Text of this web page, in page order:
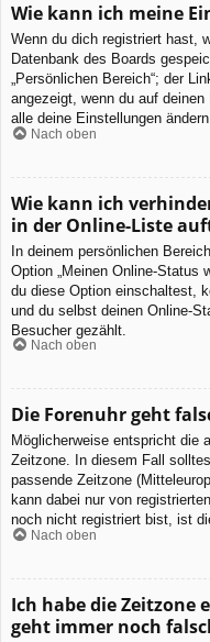
Wie kann ich meine
Wenn du dich registriert hast,
Datenbank des Boards
„Persönlichen Bereich“; der
angezeigt, wenn du auf
alle deine Einstellungen
Nach oben
Wie kann ich
in der Online-Liste
In deinem persönlichen
Option „Meinen Online-Status
du diese Option einschaltest,
und du selbst deinen Online-
Besucher gezählt.
Nach oben
Die Forenuhr geht
Möglicherweise entspricht die
Zeitzone. In diesem Fall
passende Zeitzone
kann dabei nur von
noch nicht registriert bist, ist
Nach oben
Ich habe die Zeitzone
geht immer noch